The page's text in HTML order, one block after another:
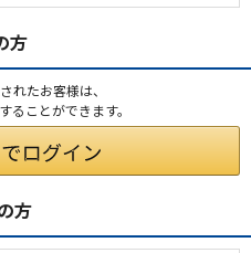
方
れたお客様は、
ることができます。
方